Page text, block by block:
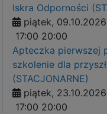
Iskra Odporności
piątek, 09.10.2026
17:00 20:00
Apteczka pierwszej
szkolenie dla
(STACJONARNE)
piątek, 23.10.2026
17:00 20:00